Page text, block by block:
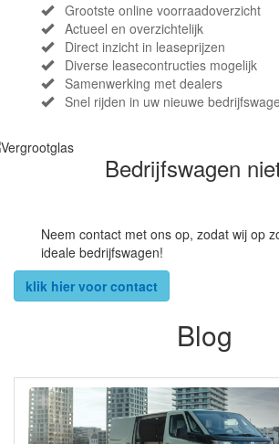
Grootste online voorraadoverzicht
Actueel en overzichtelijk
Direct inzicht in leaseprijzen
Diverse leasecontructies mogelijk
Samenwerking met dealers
Snel rijden in uw nieuwe
Bedrijfswagen
Neem contact met ons op, zodat wij op
ideale bedrijfswagen!
klik hier voor contact
Blog